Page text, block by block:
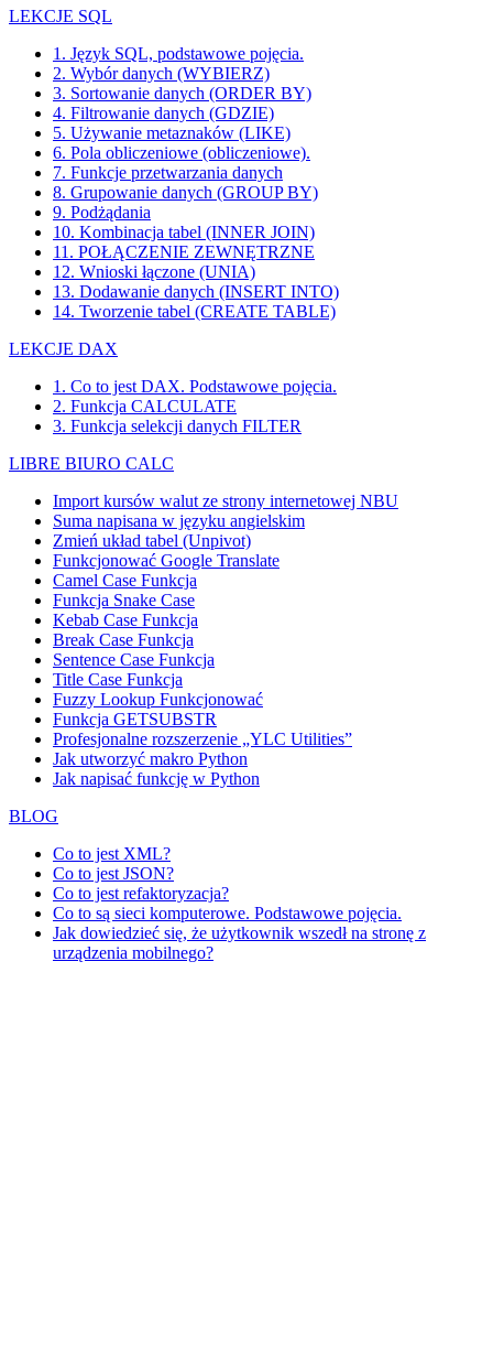
LEKCJE SQL
1. Język SQL, podstawowe pojęcia.
2. Wybór danych (WYBIERZ)
3. Sortowanie danych (ORDER BY)
4. Filtrowanie danych (GDZIE)
5. Używanie metaznaków (LIKE)
6. Pola obliczeniowe (obliczeniowe).
7. Funkcje przetwarzania danych
8. Grupowanie danych (GROUP BY)
9. Podżądania
10. Kombinacja tabel (INNER JOIN)
11. POŁĄCZENIE ZEWNĘTRZNE
12. Wnioski łączone (UNIA)
13. Dodawanie danych (INSERT INTO)
14. Tworzenie tabel (CREATE TABLE)
LEKCJE DAX
1. Co to jest DAX. Podstawowe pojęcia.
2. Funkcja CALCULATE
3. Funkcja selekcji danych FILTER
LIBRE BIURO CALC
Import kursów walut ze strony internetowej NBU
Suma napisana w języku angielskim
Zmień układ tabel (Unpivot)
Funkcjonować Google Translate
Camel Case Funkcja
Funkcja Snake Case
Kebab Case Funkcja
Break Case Funkcja
Sentence Case Funkcja
Title Case Funkcja
Fuzzy Lookup Funkcjonować
Funkcja GETSUBSTR
Profesjonalne rozszerzenie „YLC Utilities”
Jak utworzyć makro Python
Jak napisać funkcję w Python
BLOG
Co to jest XML?
Co to jest JSON?
Co to jest refaktoryzacja?
Co to są sieci komputerowe. Podstawowe pojęcia.
Jak dowiedzieć się, że użytkownik wszedł na stronę z
urządzenia mobilnego?